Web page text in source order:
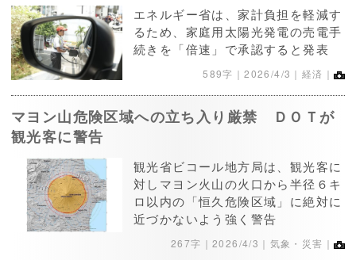
エネルギー省は、家計負担を軽減す
るため、家庭用太陽光発電の売電手
続きを「倍速」で承認すると発表
589字｜2026/4/3 ｜経済｜
マヨン山危険区域への立ち入り厳禁 ＤＯＴが
観光客に警告
観光省ビコール地方局は、観光客に
対しマヨン火山の火口から半径６キ
ロ以内の「恒久危険区域」に絶対に
近づかないよう強く警告
267字｜ 2026/4/3 ｜気象・災害｜